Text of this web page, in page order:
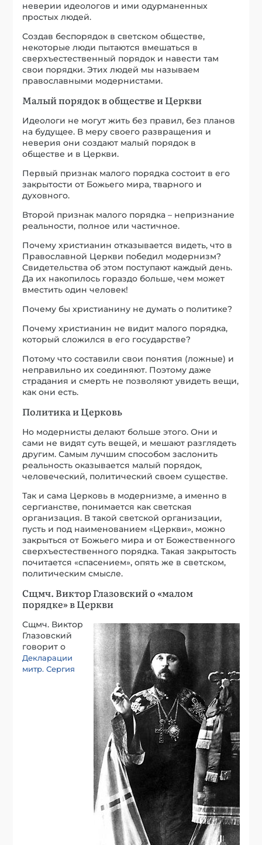
неверии идеологов и ими одурманенных
простых людей.
Создав беспорядок в светском обществе,
некоторые люди пытаются вмешаться в
сверхъестественный порядок и навести там
свои порядки. Этих людей мы называем
православными модернистами.
Малый порядок в обществе и Церкви
Идеологи не могут жить без правил, без планов
на будущее. В меру своего развращения и
неверия они создают малый порядок в
обществе и в Церкви.
Первый признак малого порядка состоит в его
закрытости от Божьего мира, тварного и
духовного.
Второй признак малого порядка – непризнание
реальности, полное или частичное.
Почему христианин отказывается видеть, что в
Православной Церкви победил модернизм?
Свидетельства об этом поступают каждый день.
Да их накопилось гораздо больше, чем может
вместить один человек!
Почему бы христианину не думать о политике?
Почему христианин не видит малого порядка,
который сложился в его государстве?
Потому что составили свои понятия (ложные) и
неправильно их соединяют. Поэтому даже
страдания и смерть не позволяют увидеть вещи,
как они есть.
Политика и Церковь
Но модернисты делают больше этого. Они и
сами не видят суть вещей, и мешают разглядеть
другим. Самым лучшим способом заслонить
реальность оказывается малый порядок,
человеческий, политический своем существе.
Так и сама Церковь в модернизме, а именно в
сергианстве, понимается как светская
организация. В такой светской организации,
пусть и под наименованием «Церкви», можно
закрыться от Божьего мира и от Божественного
сверхъестественного порядка. Такая закрытость
почитается «спасением», опять же в светском,
политическим смысле.
Сщмч. Виктор Глазовский о «малом
порядке» в Церкви
Сщмч. Виктор
Глазовский
говорит о
Декларации
митр. Сергия